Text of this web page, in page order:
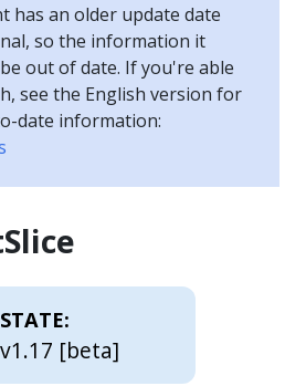
has an older update date
so the information it
out of date. If you're able
see the English version for
date information:
[beta]